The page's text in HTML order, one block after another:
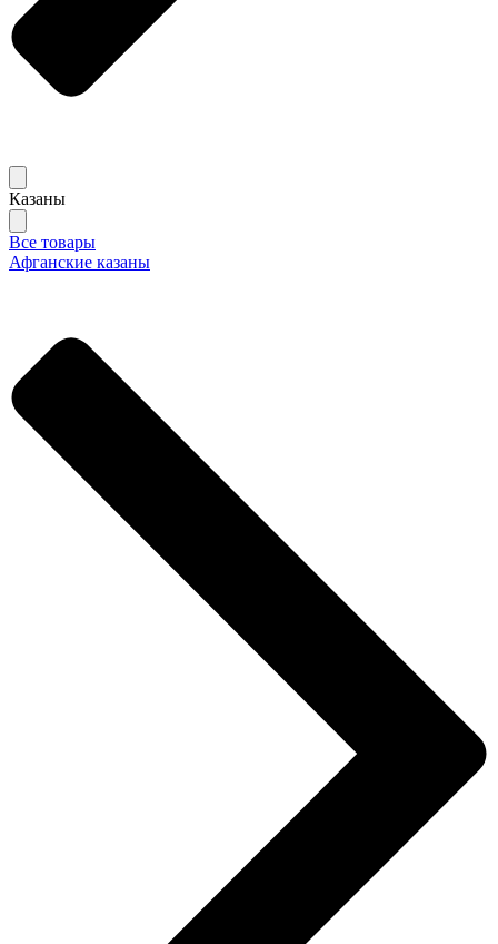
Казаны
Все товары
Афганские казаны